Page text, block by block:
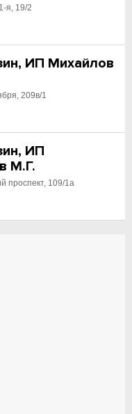
я, 19/2
ИП Михайлов
209в/1
ИП
М.Г.
проспект, 109/1а